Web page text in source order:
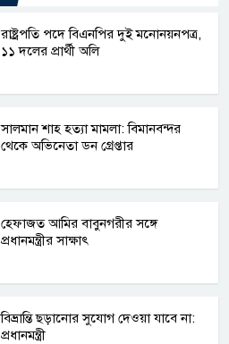
রাষ্ট্রপতি পদে বিএনপির দুই মনোনয়নপত্র,
১১ দলের প্রার্থী অলি
সালমান শাহ হত্যা মামলা: বিমানবন্দর
থেকে অভিনেতা ডন গ্রেপ্তার
হেফাজত আমির বাবুনগরীর সঙ্গে
প্রধানমন্ত্রীর সাক্ষাৎ
বিভ্রান্তি ছড়ানোর সুযোগ দেওয়া যাবে না:
প্রধানমন্ত্রী